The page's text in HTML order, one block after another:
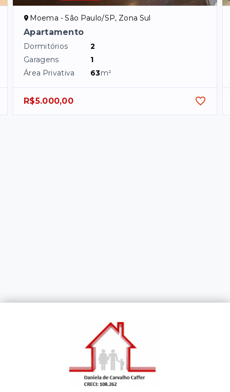
Moema - São Paulo/SP, Zona Sul
Apartamento
Dormitórios
2
Garagens
1
Área Privativa
63m²
R$5.000,00